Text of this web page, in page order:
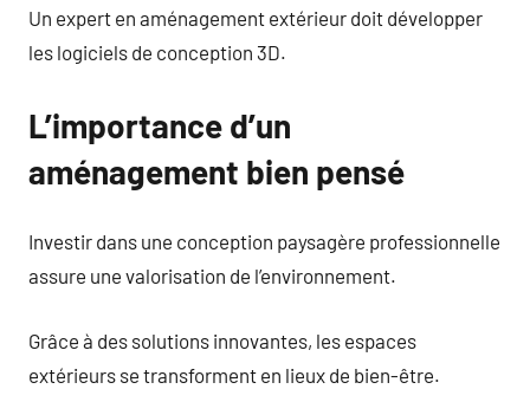
Un expert en aménagement extérieur doit développer
les logiciels de conception 3D.
L’importance d’un
aménagement bien pensé
Investir dans une conception paysagère professionnelle
assure une valorisation de l’environnement.
Grâce à des solutions innovantes, les espaces
extérieurs se transforment en lieux de bien-être.